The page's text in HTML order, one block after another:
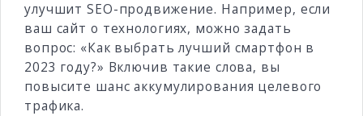
улучшит SEO-продвижение. Например, если
ваш сайт о технологиях, можно задать
вопрос: «Как выбрать лучший смартфон в
2023 году?» Включив такие слова, вы
повысите шанс аккумулирования целевого
трафика.